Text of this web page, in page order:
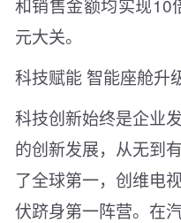
元大关。
科技赋能 智能座舱升
科技创新始终是企业
的创新发展，从无到
了全球第一，创维电
伏跻身第一阵营。在